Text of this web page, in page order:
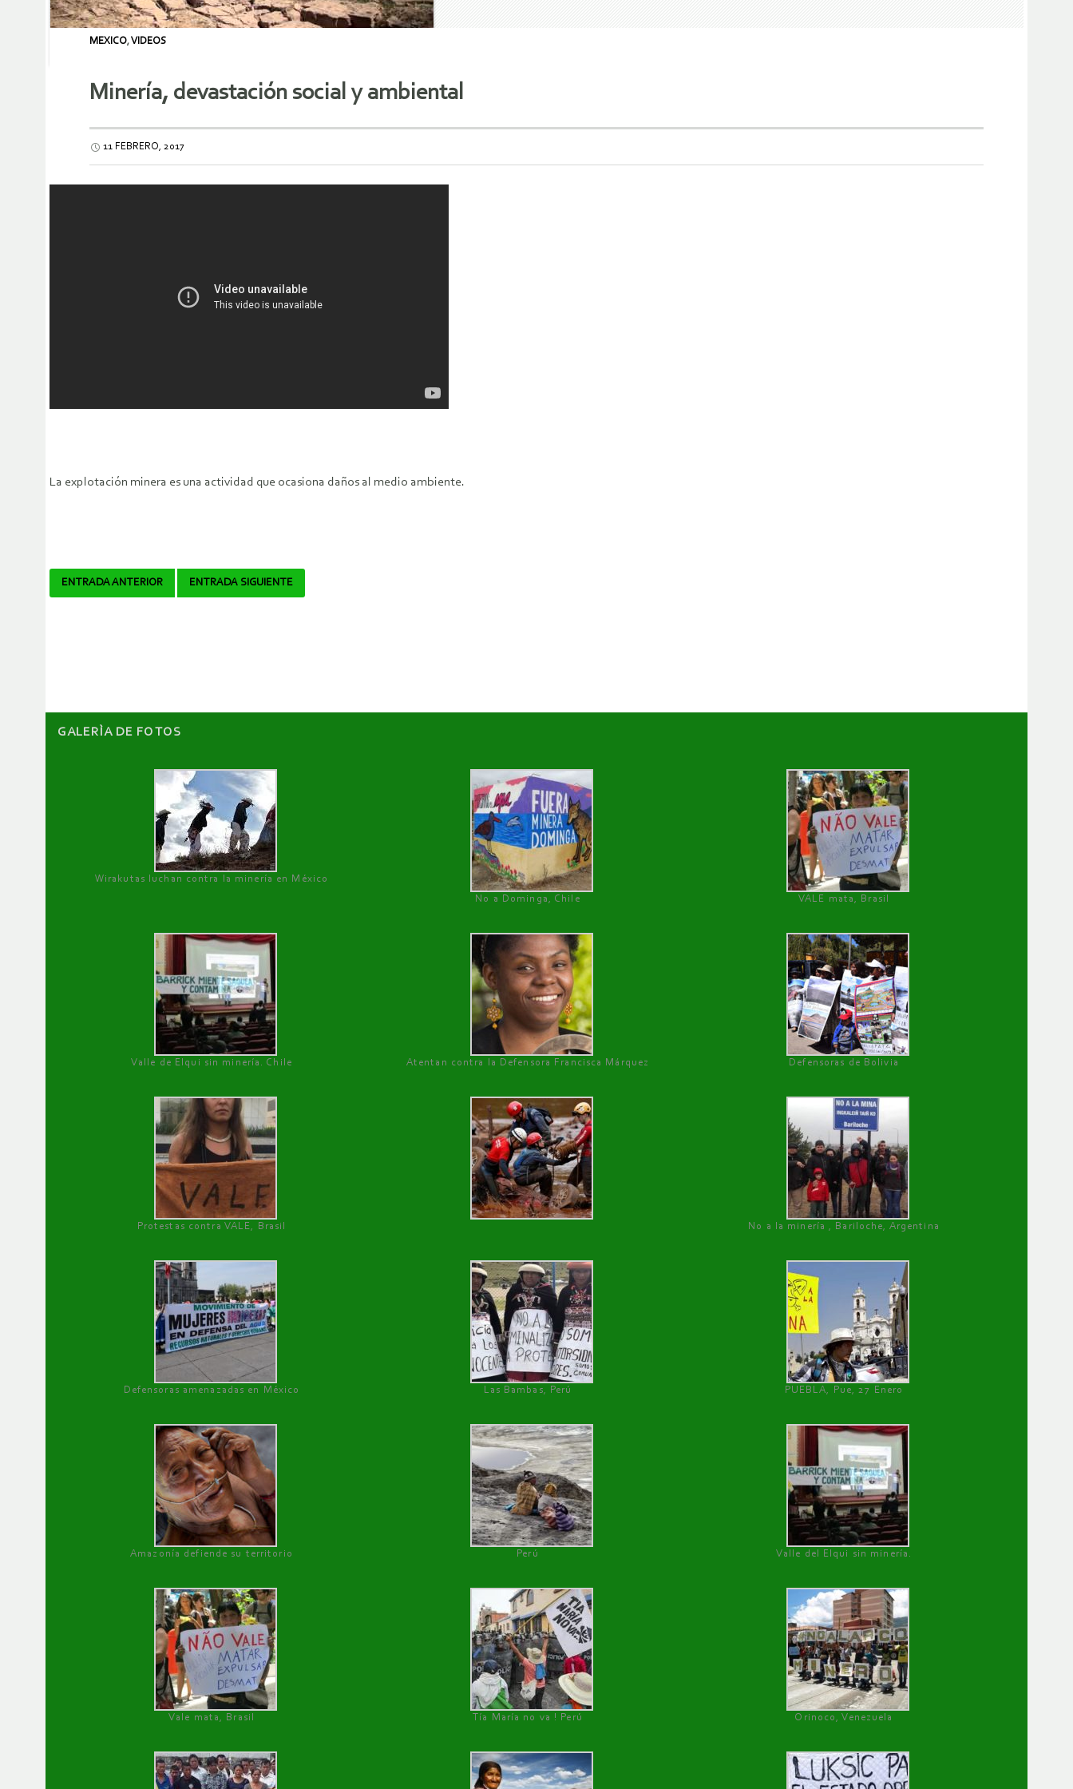
MEXICO,VIDEOS
Minería, devastación social y ambiental
11 FEBRERO, 2017
La explotación minera es una actividad que ocasiona daños al medio ambiente.
Navegador
ENTRADA ANTERIOR ENTRADA SIGUIENTE
GALERÌA DE FOTOS
Wirakutas luchan contra la minería en México
No a Dominga, Chile
VALE mata, Brasil
Valle de Elqui sin minería. Chile Atentan contra la Defensora Francisca Márquez Defensoras de Bolivia
Protestas contra VALE, Brasil No a la minería , Bariloche, Argentina
Defensoras amenazadas en México Las Bambas, Perú PUEBLA, Pue, 27 Enero
Amazonía defiende su territorio Perú Valle del Elqui sin minería.
Vale mata, Brasil Tía María no va ! Perú Orinoco, Venezuela